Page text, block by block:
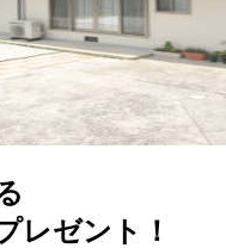
レゼント！